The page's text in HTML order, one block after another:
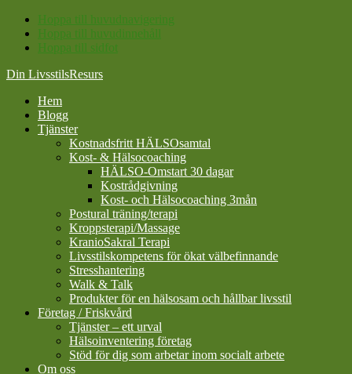
Hoppa till huvudnavigering
Hoppa till huvudinnehåll
Hoppa till sidfot
Din LivsstilsResurs
Hem
Blogg
Tjänster
Kostnadsfritt HÄLSOsamtal
Kost- & Hälsocoaching
HÄLSO-Omstart 30 dagar
Kostrådgivning
Kost- och Hälsocoaching 3mån
Postural träning/terapi
Kroppsterapi/Massage
KranioSakral Terapi
Livsstilskompetens för ökat välbefinnande
Stresshantering
Walk & Talk
Produkter för en hälsosam och hållbar livsstil
Företag / Friskvård
Tjänster – ett urval
Hälsoinventering företag
Stöd för dig som arbetar inom socialt arbete
Om oss